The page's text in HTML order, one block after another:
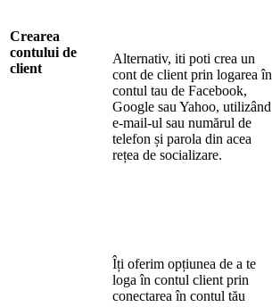
Crearea
contului de
client
Alternativ, iti poti crea un
cont de client prin logarea în
contul tau de Facebook,
Google sau Yahoo, utilizând
e-mail-ul sau numărul de
telefon și parola din acea
rețea de socializare.
Îți oferim opțiunea de a te
loga în contul client prin
conectarea în contul tău